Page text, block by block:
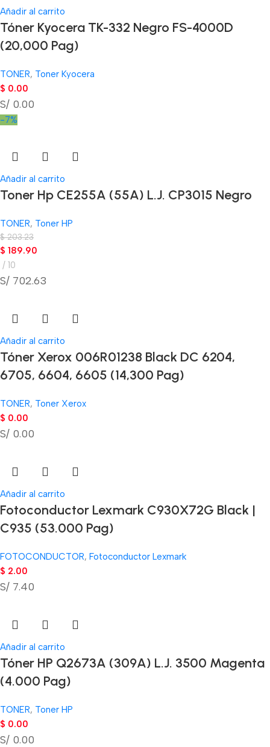
Añadir al carrito
Tóner Kyocera TK-332 Negro FS-4000D
(20,000 Pag)
TONER, Toner Kyocera
$ 0.00
S/ 0.00
-7%
Añadir al carrito
Toner Hp CE255A (55A) L.J. CP3015 Negro
TONER, Toner HP
$203.23
$ 189.90
10
S/ 702.63
Añadir al carrito
Tóner Xerox 006R01238 Black DC 6204,
6705, 6604, 6605 (14,300 Pag)
TONER, Toner Xerox
$ 0.00
S/ 0.00
Añadir al carrito
Fotoconductor Lexmark C930X72G Black |
C935 (53.000 Pag)
FOTOCONDUCTOR, Fotoconductor Lexmark
$ 2.00
S/ 7.40
Añadir al carrito
Tóner HP Q2673A (309A) L.J. 3500 Magenta
(4.000 Pag)
TONER, Toner HP
$ 0.00
S/ 0.00